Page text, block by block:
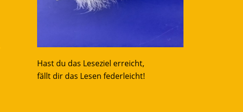
Hast du das Leseziel erreicht,
fällt dir das Lesen federleicht!